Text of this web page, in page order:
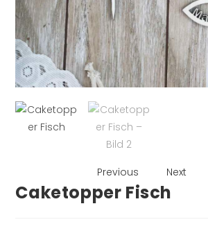
Previous Next
Caketopper Fisch